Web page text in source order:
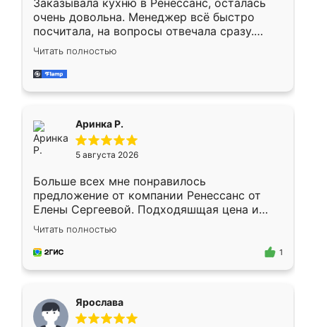
Заказывала кухню в Ренессанс, осталась
очень довольна. Менеджер всё быстро
посчитала, на вопросы отвечала сразу.
Замерщик приехал в субботу, подошёл к
делу со всей ответственностью. Собрали
за день, ребята работали аккуратно, даже
Читать полностью
Аринка Р.
5 августа 2026
Больше всех мне понравилось
предложение от компании Ренессанс от
Елены Сергеевой. Подходяшщая цена и
короткие сроки изготовления. Приехавший
для замера сотрудник Владислав
предложил по моему эскизу самый
Читать полностью
1
Ярослава